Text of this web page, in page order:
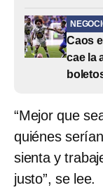
Caos
cae la
“Mejor que
quiénes
sienta y
justo”, se lee.